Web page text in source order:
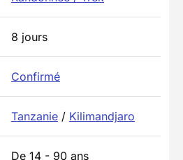
8 jours
Confirmé
Tanzanie / Kilimandjaro
De 14 - 90 ans